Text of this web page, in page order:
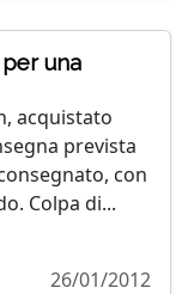
una
acquistato
prevista
con
Colpa di...
26/01/2012